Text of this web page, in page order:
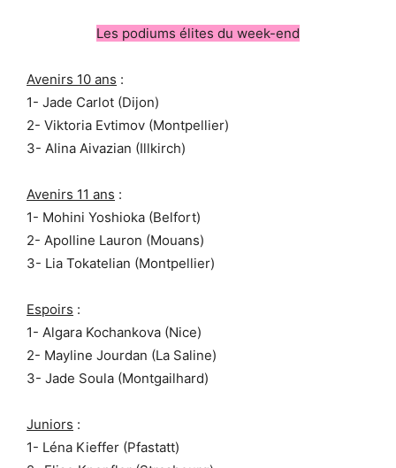
Les podiums élites du week-end
Avenirs 10 ans :
1- Jade Carlot (Dijon)
2- Viktoria Evtimov (Montpellier)
3- Alina Aivazian (Illkirch)
Avenirs 11 ans :
1- Mohini Yoshioka (Belfort)
2- Apolline Lauron (Mouans)
3- Lia Tokatelian (Montpellier)
Espoirs :
1- Algara Kochankova (Nice)
2- Mayline Jourdan (La Saline)
3- Jade Soula (Montgailhard)
Juniors :
1- Léna Kieffer (Pfastatt)